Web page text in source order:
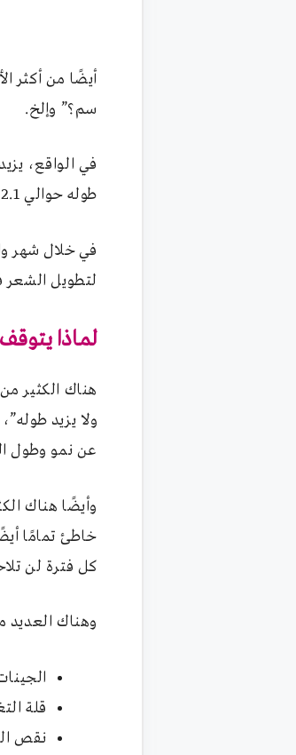
سم؟” وإلخ.
طوله حوالي 2.1 مللي، وإلى نهاية الشهر قد يزيد طوله حوالي 9 مللي.
لتطويل الشعر في 3
لماذا
هناك الكثير
ولا يزيد
عن نمو وطول
وأيضًا هناك
خاطئ تمامًا
كل فترة لن
وهناك العديد
قلة
نقص